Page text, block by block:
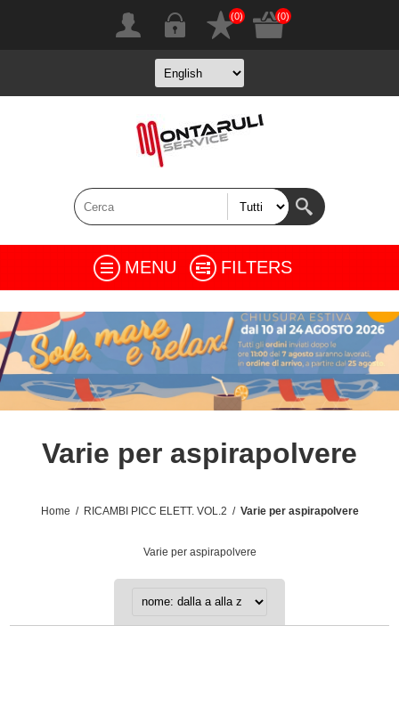
(0) (0)
MENU FILTERS
Varie per aspirapolvere
Home / RICAMBI PICC ELETT. VOL.2 / Varie per aspirapolvere
Varie per aspirapolvere